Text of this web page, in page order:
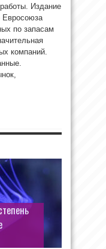
Издание
Евросоюза
по запасам
компаний.